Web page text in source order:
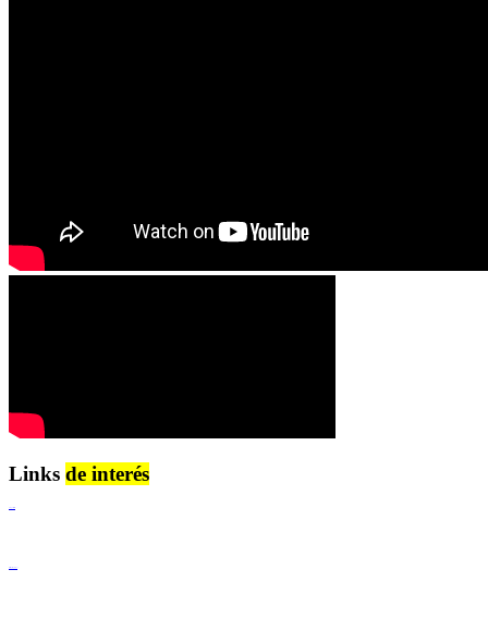
Links de interés